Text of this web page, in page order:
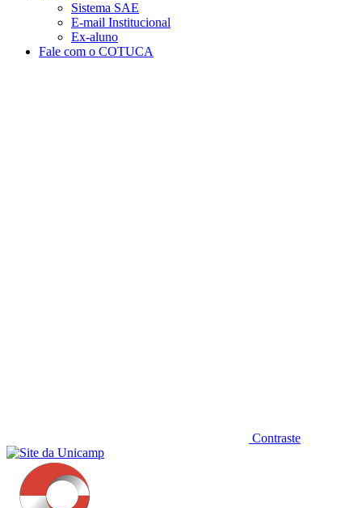
Sistema SAE
E-mail Institucional
Ex-aluno
Fale com o COTUCA
Contraste